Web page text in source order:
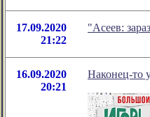
17.09.2020
21:22
"Асеев:
16.09.2020
20:21
Наконец-то